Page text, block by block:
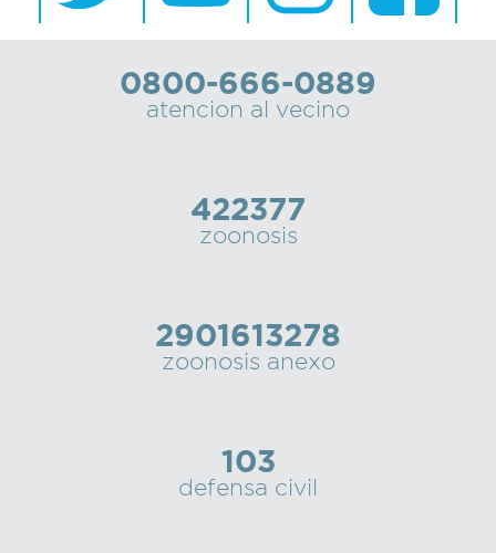
colectivos
Recarga
0800-666-0889
atencion al vecino
422377
zoonosis
2901613278
zoonosis anexo
103
defensa civil